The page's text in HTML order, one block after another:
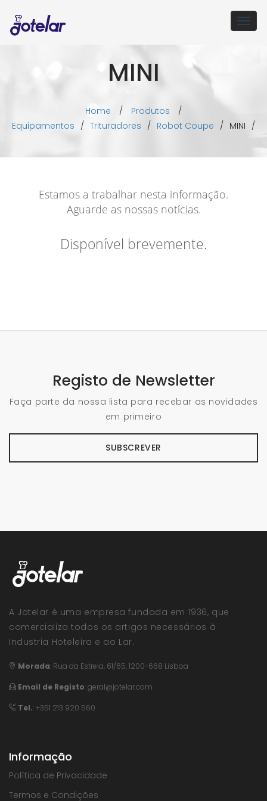
MINI
Home / Produtos
/
Equipamentos / Trituradores / Robot Coupe / MINI /
Estamos a trabalhar nesta informação.
Aguarde as nossas notícias.
Disponível brevemente.
Registo de Newsletter
Faça parte da nossa lista para recebar as novidades
em primeiro
SUBSCREVER
A Jotelar é uma empresa fundada em 1936, que
comercializa todos os artigos necessários à
Industria Hoteleira e ao Lar.
Morada: Rua da Estrela, 61/65, 1200-668 Lisboa
Email de Registo:geral@jotelar.com
Tel.: +351 213 920 560
Informação
Política de Privacidade
Termos e Condições